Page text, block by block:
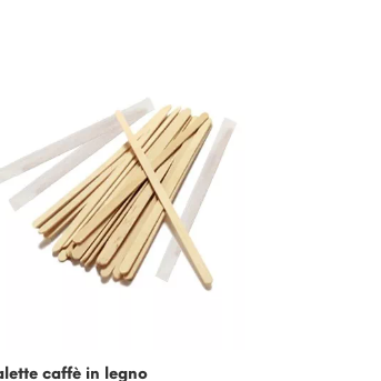
caffè in legno